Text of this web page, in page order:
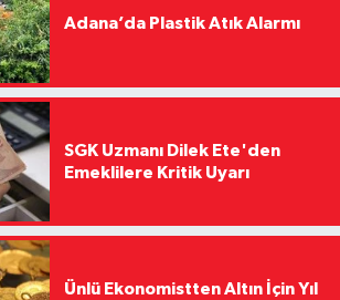
Adana’da Plastik Atık Alarmı
SGK Uzmanı Dilek Ete'den
Emeklilere Kritik Uyarı
Ünlü Ekonomistten Altın İçin Yıl